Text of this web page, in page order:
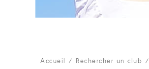
Accueil / Rechercher un club /